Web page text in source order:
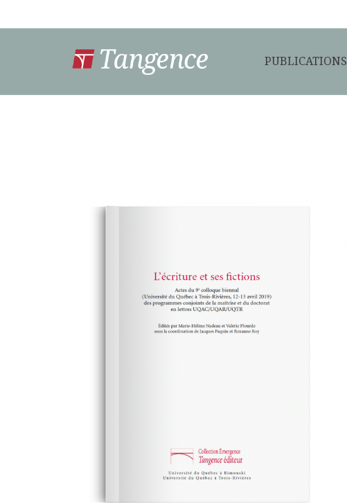
PUBLICATIONS